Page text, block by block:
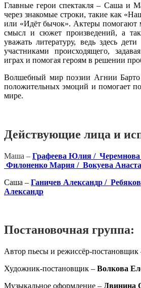
Главные герои спектакля – Саша и
через знакомые строки, такие как
или «Идёт бычок». Актеры помогают
смысл и сюжет произведений, а
уважать литературу, ведь здесь
участниками происходящего,
играх и помогая героям в решении
Волшебный мир поэзии Агнии
положительных эмоций и помогает
мире.
Действующие лица и
Маша – Графеева Юлия /
Филоненко Мария / Вокуева
Саша – Ганичев Александр /
Александр
Постановочная группа:
Автор пьесы и режиссёр-постановщик
Художник-постановщик – Волкова
Музыкальное оформление – Двинина